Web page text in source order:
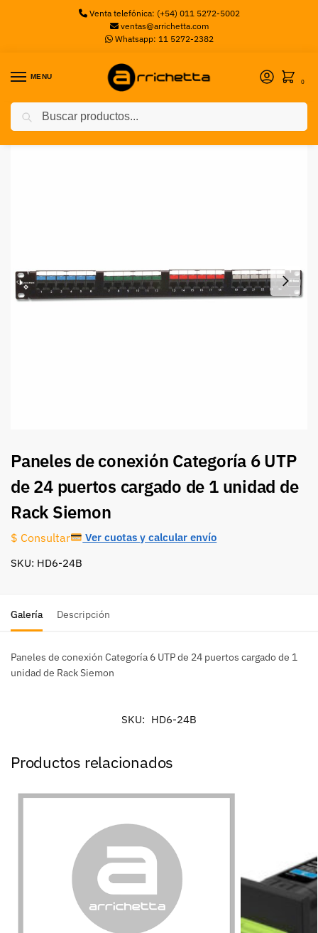
Venta telefónica: (+54) 011 5272-5002
ventas@arrichetta.com
Whatsapp: 11 5272-2382
MENU
0
Inicio Sin categorizar / Paneles de conexión Categoría 6 UTP de 24 puertos cargado de 1 unidad de Rack Siemon
Paneles de conexión Categoría 6 UTP
de 24 puertos cargado de 1 unidad de
Rack Siemon
$ Consultar Ver cuotas y calcular envío
SKU: HD6-24B
Galería Descripción
Paneles de conexión Categoría 6 UTP de 24 puertos cargado de 1
unidad de Rack Siemon
SKU: HD6-24B
Productos relacionados